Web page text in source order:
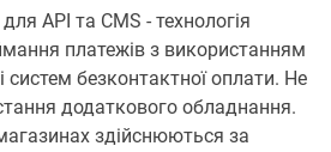
для API та CMS - технологія
платежів з використанням
систем безконтактної оплати. Не
додаткового обладнання.
здійснюються за